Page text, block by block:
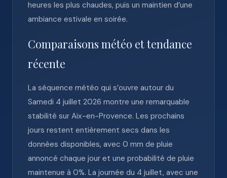
heures les plus chaudes, puis un maintien d’une
ambiance estivale en soirée.
Comparaisons météo et tendance
récente
La séquence météo qui s’ouvre autour du
Samedi 4 juillet 2026 montre une remarquable
stabilité sur Aix-en-Provence. Les prochains
jours restent entièrement secs dans les
données disponibles, avec 0 mm de pluie
annoncé chaque jour et une probabilité de pluie
maintenue à 0%. La journée du 4 juillet, avec une